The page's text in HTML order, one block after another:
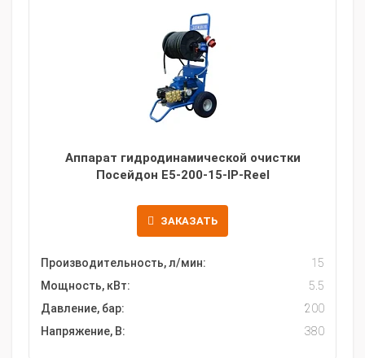
Аппарат гидродинамической очистки
Посейдон E5-200-15-IP-Reel
ЗАКАЗАТЬ
Производительность, л/мин:
15
Мощность, кВт:
5.5
Давление, бар:
200
Напряжение, В:
380